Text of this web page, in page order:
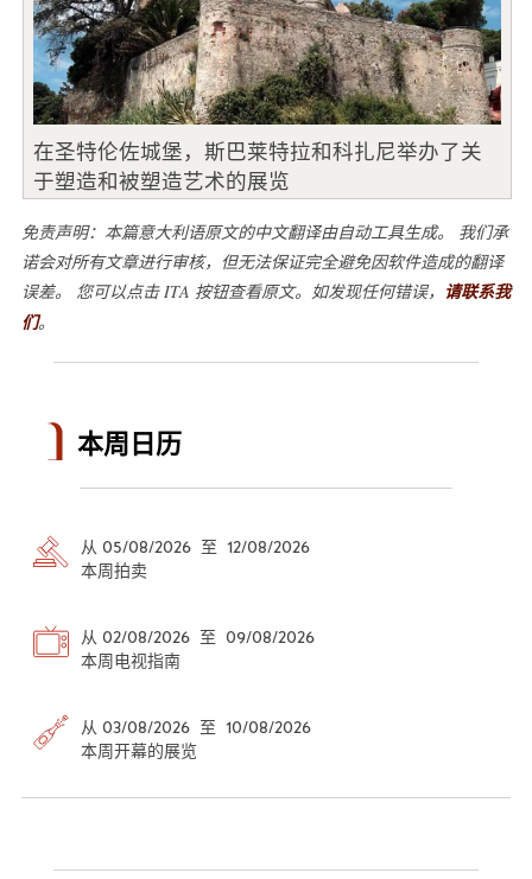
在圣特伦佐城堡，斯巴莱特拉和科扎尼举办了关
于塑造和被塑造艺术的展览
免责声明：本篇意大利语原文的中文翻译由自动工具生成。 我们承
诺会对所有文章进行审核，但无法保证完全避免因软件造成的翻译
误差。 您可以点击 ITA 按钮查看原文。如发现任何错误， 请联系我
们。
本周日历
从 05/08/2026 至 12/08/2026
本周拍卖
从 02/08/2026 至 09/08/2026
本周电视指南
从 03/08/2026 至 10/08/2026
本周开幕的展览